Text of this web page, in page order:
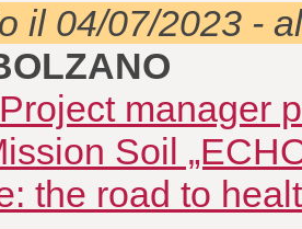
il 04/07/2023 -
Project manager
Soil
the road to